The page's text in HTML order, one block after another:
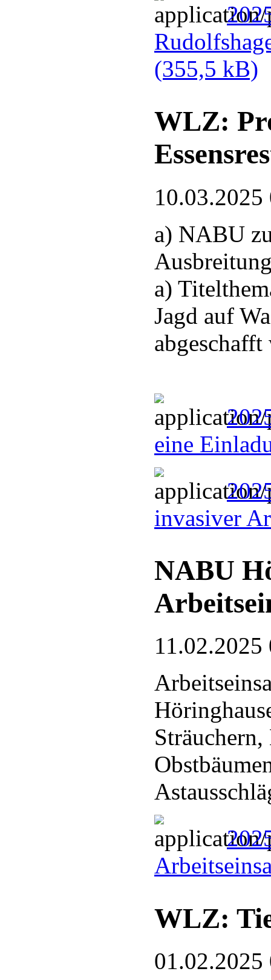
(355,5 kB)
WLZ:
10.03.2025
a) NABU
a)
Jagd auf
abgeschafft
eine
invasiver
NABU
11.02.2025
WLZ:
01.02.2025